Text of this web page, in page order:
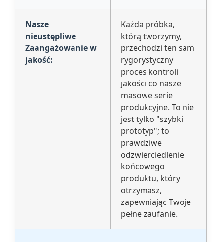
Nasze
nieustępliwe
Zaangażowanie w
jakość:
Każda próbka,
którą tworzymy,
przechodzi ten sam
rygorystyczny
proces kontroli
jakości co nasze
masowe serie
produkcyjne. To nie
jest tylko "szybki
prototyp"; to
prawdziwe
odzwierciedlenie
końcowego
produktu, który
otrzymasz,
zapewniając Twoje
pełne zaufanie.